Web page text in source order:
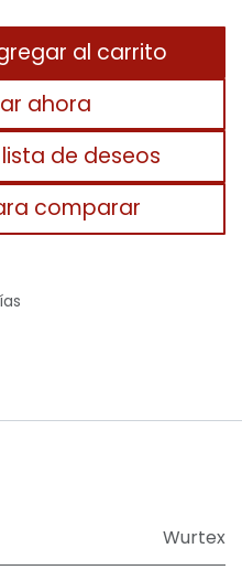
al carrito
ahora
comparar
de deseos
Wurtex